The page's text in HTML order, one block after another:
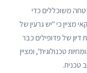
משוכללים כדי
מציין כי "יש גרעין של
דיון של פדופילים כבר
טכנולוגית", ומציין
טכנית.